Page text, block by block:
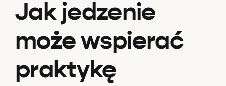
Jak jedzenie
może wspierać
praktykę